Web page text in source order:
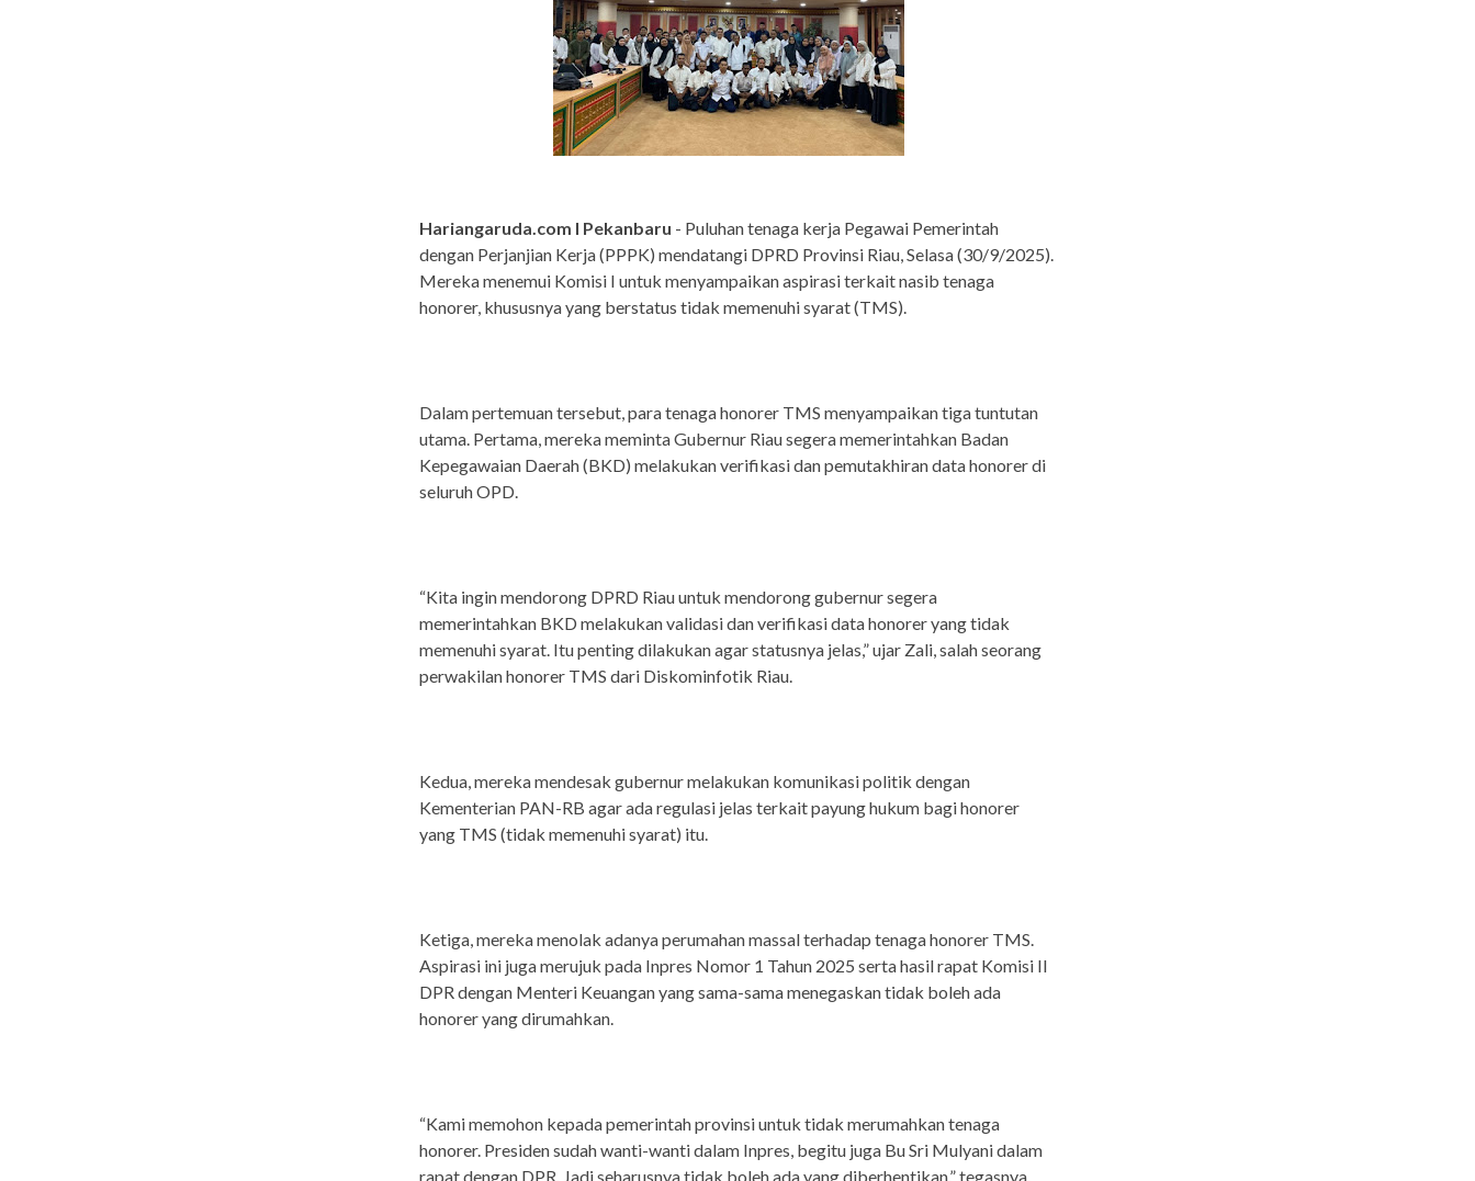
Hariangaruda.com I Pekanbaru - Puluhan tenaga kerja Pegawai Pemerintah
dengan Perjanjian Kerja (PPPK) mendatangi DPRD Provinsi Riau, Selasa (30/9/2025).
Mereka menemui Komisi I untuk menyampaikan aspirasi terkait nasib tenaga
honorer, khususnya yang berstatus tidak memenuhi syarat (TMS).
Dalam pertemuan tersebut, para tenaga honorer TMS menyampaikan tiga tuntutan
utama. Pertama, mereka meminta Gubernur Riau segera memerintahkan Badan
Kepegawaian Daerah (BKD) melakukan verifikasi dan pemutakhiran data honorer di
seluruh OPD.
“Kita ingin mendorong DPRD Riau untuk mendorong gubernur segera
memerintahkan BKD melakukan validasi dan verifikasi data honorer yang tidak
memenuhi syarat. Itu penting dilakukan agar statusnya jelas,” ujar Zali, salah seorang
perwakilan honorer TMS dari Diskominfotik Riau.
Kedua, mereka mendesak gubernur melakukan komunikasi politik dengan
Kementerian PAN-RB agar ada regulasi jelas terkait payung hukum bagi honorer
yang TMS (tidak memenuhi syarat) itu.
Ketiga, mereka menolak adanya perumahan massal terhadap tenaga honorer TMS.
Aspirasi ini juga merujuk pada Inpres Nomor 1 Tahun 2025 serta hasil rapat Komisi II
DPR dengan Menteri Keuangan yang sama-sama menegaskan tidak boleh ada
honorer yang dirumahkan.
“Kami memohon kepada pemerintah provinsi untuk tidak merumahkan tenaga
honorer. Presiden sudah wanti-wanti dalam Inpres, begitu juga Bu Sri Mulyani dalam
rapat dengan DPR. Jadi seharusnya tidak boleh ada yang diberhentikan,” tegasnya.